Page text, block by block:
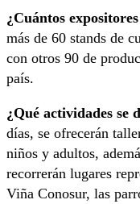
¿Cuántos
más de 60 stands de
con otros 90 de
país.
¿Qué actividades se
días, se ofrecerán
niños y adultos,
recorrerán lugares
Viña Conosur, las